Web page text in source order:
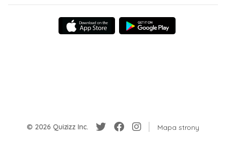
© 2026 Quizizz Inc. Mapa strony